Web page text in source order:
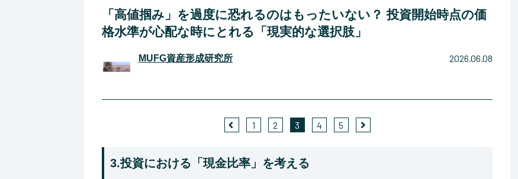
「高値掴み」を過度に恐れるのはもったいない？ 投資開始時点の価
格水準が心配な時にとれる「現実的な選択肢」
MUFG資産形成研究所 2026.06.08
1 2 3 4 5
3.投資における「現金比率」を考える